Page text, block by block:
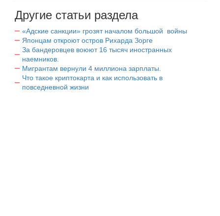
Другие статьи раздела
«Адские санкции» грозят началом большой войны
Японцам откроют остров Рихарда Зорге
За бандеровцев воюют 16 тысяч иностранных
наемников.
Мигрантам вернули 4 миллиона зарплаты.
Что такое криптокарта и как использовать в
повседневной жизни